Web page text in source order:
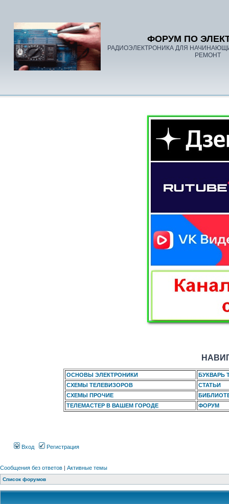
ФОРУМ ПО
РАДИОЭЛЕКТРОНИКА ДЛЯ
РЕМОНТ
ОСНОВЫ ЭЛЕКТРОНИКИ
БУКВАРЬ
СХЕМЫ ТЕЛЕВИЗОРОВ
СТАТЬИ
СХЕМЫ ПРОЧИЕ
ТЕЛЕМАСТЕР В ВАШЕМ ГОРОДЕ
ФОРУМ
Вход Регистрация
Сообщения без ответов | Активные темы
Список форумов